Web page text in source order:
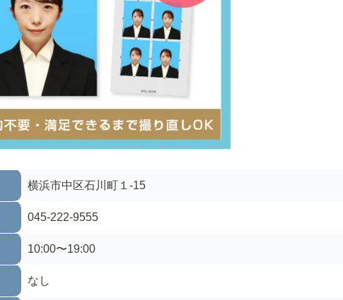
横浜市中区石川町１-15
045-222-9555
10:00〜19:00
なし